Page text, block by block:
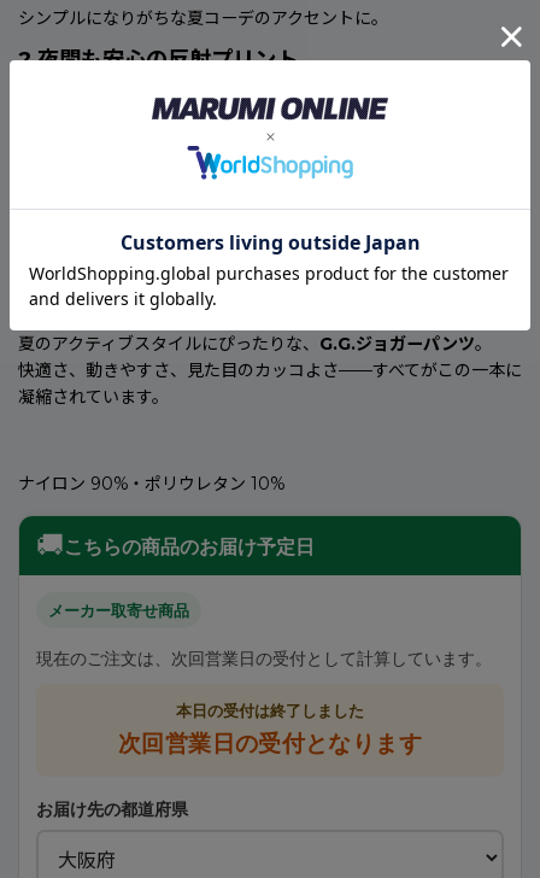
シンプルになりがちな夏コーデのアクセントに。
?夜間も安心の反射プリント
随所に反射プリントを配置し、夜間の視認性を確保。
デオドラントテープ付きでニオイ対策も◎
気になる汗のニオイを軽減するデオドラントテープを内蔵。
暑い季節でも清潔感をキープ。
? 機能性 × デザイン性を両立した1本
夏のアクティブスタイルにぴったりな、 G.G.ジョガーパンツ。
快適さ、動きやすさ、見た目のカッコよさ——すべてがこの一本に
凝縮されています。
ナイロン 90%・ポリウレタン 10%
🚚こちらの商品のお届け予定日
メーカー取寄せ商品
現在のご注文は、次回営業日の受付として計算しています。
本日の受付は終了しました
次回営業日の受付となります
お届け先の都道府県